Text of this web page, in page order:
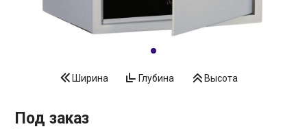
Ширина Глубина Высота
Под заказ